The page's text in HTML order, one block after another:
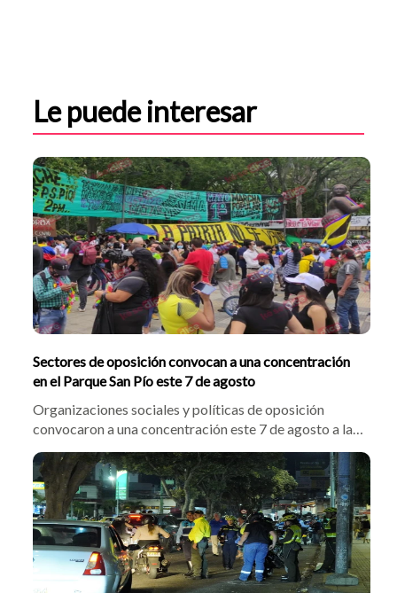
Le puede interesar
Sectores de oposición convocan a una concentración
en el Parque San Pío este 7 de agosto
Organizaciones sociales y políticas de oposición
convocaron a una concentración este 7 de agosto a las
3:00 p.m. en el Parque San Pío de Bucaramanga. Pese a
que no habrá marchas, residentes de Cabecera temen
afectaciones comerciales, mientras la Fuerza Pública
reforzó la vigilancia.